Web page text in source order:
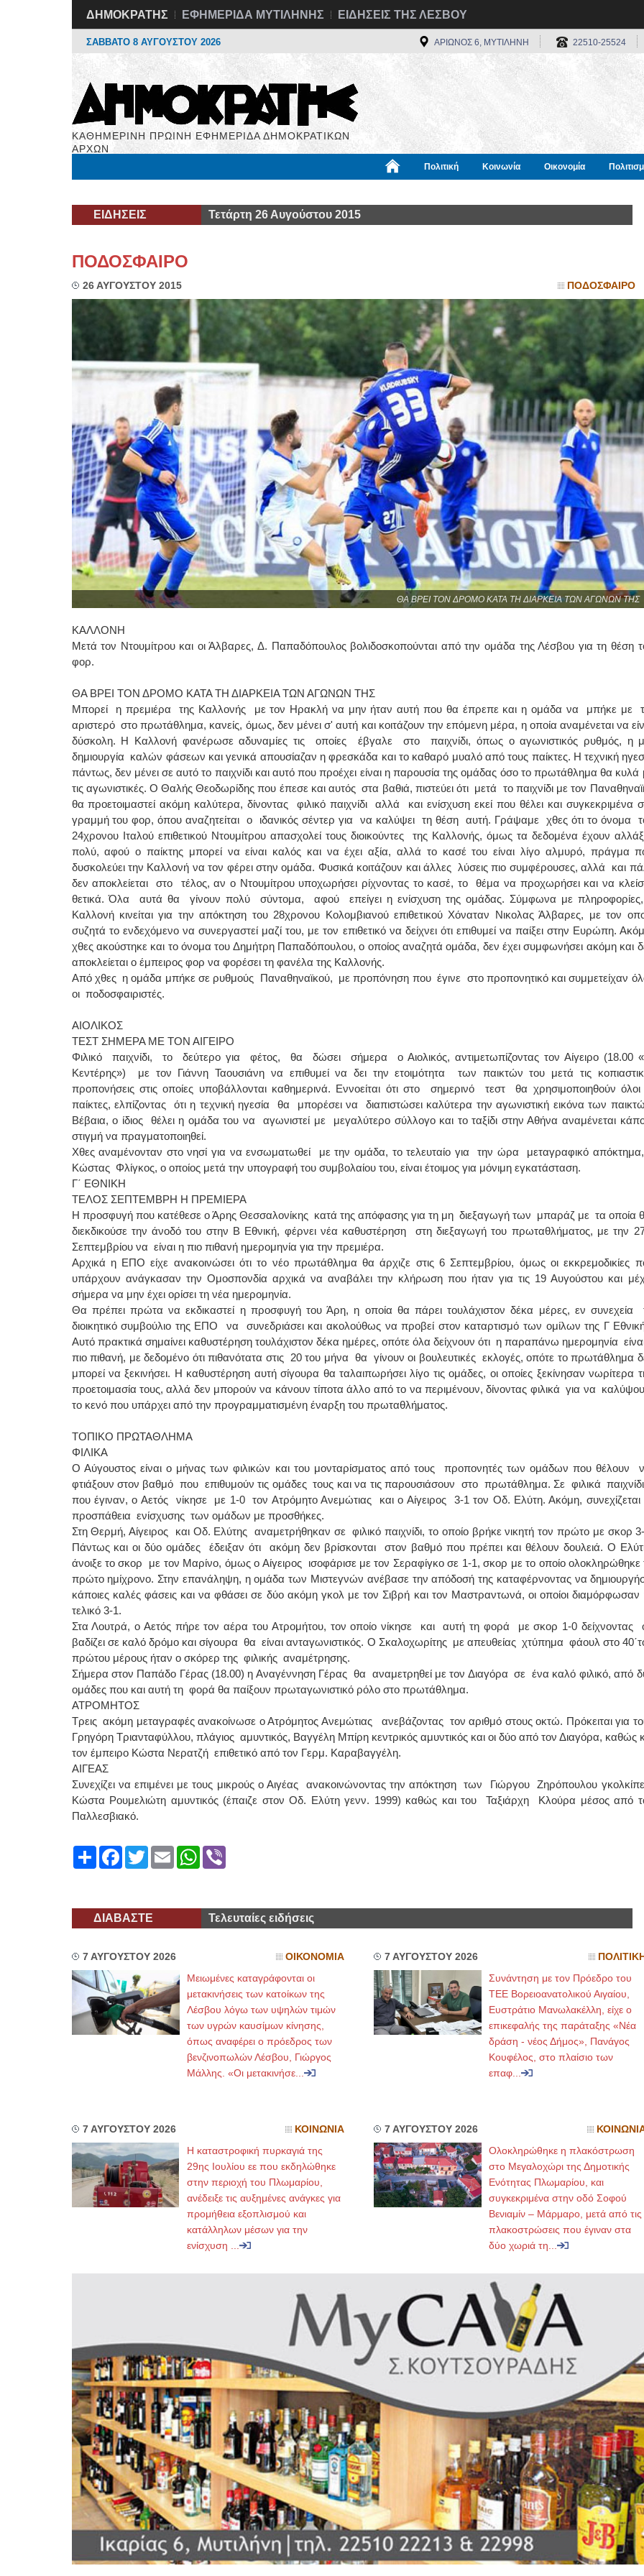
ΔΗΜΟΚΡΑΤΗΣ ΕΦΗΜΕΡΙΔΑ ΜΥΤΙΛΗΝΗΣ ΕΙΔΗΣΕΙΣ ΤΗΣ ΛΕΣΒΟΥ
ΣΑΒΒΑΤΟ 8 ΑΥΓΟΥΣΤΟΥ 2026 ΑΡΙΩΝΟΣ 6, ΜΥΤΙΛΗΝΗ 22510-25524
ΚΑΘΗΜΕΡΙΝΗ ΠΡΩΙΝΗ ΕΦΗΜΕΡΙΔΑ ΔΗΜΟΚΡΑΤΙΚΩΝ
ΑΡΧΩΝ
Πολιτική Κοινωνία Οικονομία
ΕΙΔΗΣΕΙΣ Τετάρτη 26 Αυγούστου 2015
ΠΟΔΟΣΦΑΙΡΟ
26 ΑΥΓΟΥΣΤΟΥ 2015 ΠΟΔΟΣΦΑΙΡΟ
ΘΑ ΒΡΕΙ ΤΟΝ ΔΡΟΜΟ ΚΑΤΑ ΤΗ ΔΙΑΡΚΕΙΑ ΤΩΝ ΑΓΩΝΩΝ ΤΗΣ
ΚΑΛΛΟΝΗ
Μετά τον Ντουμίτρου και οι Άλβαρες, Δ. Παπαδόπουλος βολιδοσκοπούνται από την ομάδα της Λέσβου για τη θέση
φορ.
ΘΑ ΒΡΕΙ ΤΟΝ ΔΡΟΜΟ ΚΑΤΑ ΤΗ ΔΙΑΡΚΕΙΑ ΤΩΝ ΑΓΩΝΩΝ ΤΗΣ
Μπορεί η πρεμιέρα της Καλλονής με τον Ηρακλή να μην ήταν αυτή που θα έπρεπε και η ομάδα να μπήκε με
αριστερό στο πρωτάθλημα, κανείς, όμως, δεν μένει σ' αυτή και κοιτάζουν την επόμενη μέρα, η οποία αναμένεται να
δύσκολη. Η Καλλονή φανέρωσε αδυναμίες τις οποίες έβγαλε στο παιχνίδι, όπως ο αγωνιστικός ρυθμός, η
δημιουργία καλών φάσεων και γενικά απουσίαζαν η φρεσκάδα και το καθαρό μυαλό από τους παίκτες. Η τεχνική
πάντως, δεν μένει σε αυτό το παιχνίδι και αυτό που προέχει είναι η παρουσία της ομάδας όσο το πρωτάθλημα θα κυλά
τις αγωνιστικές. Ο Θαλής Θεοδωρίδης που έπεσε και αυτός στα βαθιά, πιστεύει ότι μετά το παιχνίδι με τον
θα προετοιμαστεί ακόμη καλύτερα, δίνοντας φιλικό παιχνίδι αλλά και ενίσχυση εκεί που θέλει και συγκεκριμένα
γραμμή του φορ, όπου αναζητείται ο ιδανικός σέντερ για να καλύψει τη θέση αυτή. Γράψαμε χθες ότι το όνομα
24χρονου Ιταλού επιθετικού Ντουμίτρου απασχολεί τους διοικούντες της Καλλονής, όμως τα δεδομένα έχουν
πολύ, αφού ο παίκτης μπορεί να είναι καλός και να έχει αξία, αλλά το κασέ του είναι λίγο αλμυρό, πράγμα
δυσκολεύει την Καλλονή να τον φέρει στην ομάδα. Φυσικά κοιτάζουν και άλλες λύσεις πιο συμφέρουσες, αλλά και
δεν αποκλείεται στο τέλος, αν ο Ντουμίτρου υποχωρήσει ρίχνοντας το κασέ, το θέμα να προχωρήσει και να
θετικά. Όλα αυτά θα γίνουν πολύ σύντομα, αφού επείγει η ενίσχυση της ομάδας. Σύμφωνα με
Καλλονή κινείται για την απόκτηση του 28χρονου Κολομβιανού επιθετικού Χόναταν Νικολας Άλβαρες, με τον
συζητά το ενδεχόμενο να συνεργαστεί μαζί του, με τον επιθετικό να δείχνει ότι επιθυμεί να παίξει στην Ευρώπη.
χθες ακούστηκε και το όνομα του Δημήτρη Παπαδόπουλου, ο οποίος αναζητά ομάδα, δεν έχει συμφωνήσει ακόμη και
αποκλείεται ο έμπειρος φορ να φορέσει τη φανέλα της Καλλονής.
Από χθες η ομάδα μπήκε σε ρυθμούς Παναθηναϊκού, με προπόνηση που έγινε στο προπονητικό και συμμετείχαν
οι ποδοσφαιριστές.
ΑΙΟΛΙΚΟΣ
ΤΕΣΤ ΣΗΜΕΡΑ ΜΕ ΤΟΝ ΑΙΓΕΙΡΟ
Φιλικό παιχνίδι, το δεύτερο για φέτος, θα δώσει σήμερα ο Αιολικός, αντιμετωπίζοντας τον Αίγειρο (18.00
Κεντέρης») με τον Γιάννη Ταουσιάνη να επιθυμεί να δει την ετοιμότητα των παικτών του μετά τις
προπονήσεις στις οποίες υποβάλλονται καθημερινά. Εννοείται ότι στο σημερινό τεστ θα χρησιμοποιηθούν όλοι
παίκτες, ελπίζοντας ότι η τεχνική ηγεσία θα μπορέσει να διαπιστώσει καλύτερα την αγωνιστική εικόνα των
Βέβαια, ο ίδιος θέλει η ομάδα του να αγωνιστεί με μεγαλύτερο σύλλογο και το ταξίδι στην Αθήνα αναμένεται
στιγμή να πραγματοποιηθεί.
Χθες αναμένονταν στο νησί για να ενσωματωθεί με την ομάδα, το τελευταίο για την ώρα μεταγραφικό
Κώστας Φλίγκος, ο οποίος μετά την υπογραφή του συμβολαίου του, είναι έτοιμος για μόνιμη εγκατάσταση.
Γ΄ ΕΘΝΙΚΗ
ΤΕΛΟΣ ΣΕΠΤΕΜΒΡΗ Η ΠΡΕΜΙΕΡΑ
Η προσφυγή που κατέθεσε ο Άρης Θεσσαλονίκης κατά της απόφασης για τη μη διεξαγωγή των μπαράζ με τα οποία
διεκδικούσε την άνοδό του στην Β Εθνική, φέρνει νέα καθυστέρηση στη διεξαγωγή του πρωταθλήματος, με την
Σεπτεμβρίου να είναι η πιο πιθανή ημερομηνία για την πρεμιέρα.
Αρχικά η ΕΠΟ είχε ανακοινώσει ότι το νέο πρωτάθλημα θα άρχιζε στις 6 Σεπτεμβρίου, όμως οι εκκρεμοδικίες
υπάρχουν ανάγκασαν την Ομοσπονδία αρχικά να αναβάλει την κλήρωση που ήταν για τις 19 Αυγούστου και
σήμερα να μην έχει ορίσει τη νέα ημερομηνία.
Θα πρέπει πρώτα να εκδικαστεί η προσφυγή του Άρη, η οποία θα πάρει τουλάχιστον δέκα μέρες, εν συνεχεία
διοικητικό συμβούλιο της ΕΠΟ να συνεδριάσει και ακολούθως να προβεί στον καταρτισμό των ομίλων της Γ
Αυτό πρακτικά σημαίνει καθυστέρηση τουλάχιστον δέκα ημέρες, οπότε όλα δείχνουν ότι η παραπάνω ημερομηνία
πιο πιθανή, με δεδομένο ότι πιθανότατα στις 20 του μήνα θα γίνουν οι βουλευτικές εκλογές, οπότε το πρωτάθλημα
μπορεί να ξεκινήσει. Η καθυστέρηση αυτή σίγουρα θα ταλαιπωρήσει λίγο τις ομάδες, οι οποίες ξεκίνησαν νωρίτερα
προετοιμασία τους, αλλά δεν μπορούν να κάνουν τίποτα άλλο από το να περιμένουν, δίνοντας φιλικά για να
το κενό που υπάρχει από την προγραμματισμένη έναρξη του πρωταθλήματος.
ΤΟΠΙΚΟ ΠΡΩΤΑΘΛΗΜΑ
ΦΙΛΙΚΑ
Ο Αύγουστος είναι ο μήνας των φιλικών και του μονταρίσματος από τους προπονητές των ομάδων που θέλουν
φτιάξουν στον βαθμό που επιθυμούν τις ομάδες τους και να τις παρουσιάσουν στο πρωτάθλημα. Σε φιλικά
που έγιναν, ο Αετός νίκησε με 1-0 τον Ατρόμητο Ανεμώτιας και ο Αίγειρος 3-1 τον Οδ. Ελύτη. Ακόμη,
προσπάθεια ενίσχυσης των ομάδων με προσθήκες.
Στη Θερμή, Αίγειρος και Οδ. Ελύτης αναμετρήθηκαν σε φιλικό παιχνίδι, το οποίο βρήκε νικητή τον πρώτο με σκορ
Πάντως και οι δύο ομάδες έδειξαν ότι ακόμη δεν βρίσκονται στον βαθμό που πρέπει και θέλουν δουλειά. Ο
άνοιξε το σκορ με τον Μαρίνο, όμως ο Αίγειρος ισοφάρισε με τον Σεραφίγκο σε 1-1, σκορ με το οποίο ολοκληρώθηκε
πρώτο ημίχρονο. Στην επανάληψη, η ομάδα των Μιστεγνών ανέβασε την απόδοσή της καταφέρνοντας να
κάποιες καλές φάσεις και να φθάσει σε δύο ακόμη γκολ με τον Σιβρή και τον Μαστραντωνά, οι οποίοι διαμόρφωσαν
τελικό 3-1.
Στα Λουτρά, ο Αετός πήρε τον αέρα του Ατρομήτου, τον οποίο νίκησε και αυτή τη φορά με σκορ 1-0 δείχνοντας
βαδίζει σε καλό δρόμο και σίγουρα θα είναι ανταγωνιστικός. Ο Σκαλοχωρίτης με απευθείας χτύπημα φάουλ στο
πρώτου μέρους ήταν ο σκόρερ της φιλικής αναμέτρησης.
Σήμερα στον Παπάδο Γέρας (18.00) η Αναγέννηση Γέρας θα αναμετρηθεί με τον Διαγόρα σε ένα καλό φιλικό, από
ομάδες που και αυτή τη φορά θα παίξουν πρωταγωνιστικό ρόλο στο πρωτάθλημα.
ΑΤΡΟΜΗΤΟΣ
Τρεις ακόμη μεταγραφές ανακοίνωσε ο Ατρόμητος Ανεμώτιας ανεβάζοντας τον αριθμό στους οκτώ. Πρόκειται για
Γρηγόρη Τριανταφύλλου, πλάγιος αμυντικός, Βαγγέλη Μπίρη κεντρικός αμυντικός και οι δύο από τον Διαγόρα, καθώς
τον έμπειρο Κώστα Νερατζή επιθετικό από τον Γερμ. Καραβαγγέλη.
ΑΙΓΕΑΣ
Συνεχίζει να επιμένει με τους μικρούς ο Αιγέας ανακοινώνοντας την απόκτηση των Γιώργου Ζηρόπουλου
Κώστα Ρουμελιώτη αμυντικός (έπαιζε στον Οδ. Ελύτη γενν. 1999) καθώς και του Ταξιάρχη Κλούρα μέσος από
Παλλεσβιακό.
ShareFacebook
TwitterEmailWhatsApp
Viber
ΔΙΑΒΑΣΤΕ Τελευταίες ειδήσεις
7 ΑΥΓΟΥΣΤΟΥ 2026 ΟΙΚΟΝΟΜΙΑ
Μειωμένες καταγράφονται οι
μετακινήσεις των κατοίκων της
Λέσβου λόγω των υψηλών τιμών
των υγρών καυσίμων κίνησης,
όπως αναφέρει ο πρόεδρος των
βενζινοπωλών Λέσβου, Γιώργος
Μάλλης. «Οι μετακινήσε...
7 ΑΥΓΟΥΣΤΟΥ 2026 ΠΟΛΙΤΙΚΗ
Συνάντηση με τον Πρόεδρο του
ΤΕΕ Βορειοανατολικού Αιγαίου,
Ευστράτιο Μανωλακέλλη, είχε ο
επικεφαλής της παράταξης «Νέα
δράση - νέος Δήμος», Πανάγος
Κουφέλος, στο πλαίσιο των
επαφ...
7 ΑΥΓΟΥΣΤΟΥ 2026 ΚΟΙΝΩΝΙΑ
Η καταστροφική πυρκαγιά της
29ης Ιουλίου εε που εκδηλώθηκε
στην περιοχή του Πλωμαρίου,
ανέδειξε τις αυξημένες ανάγκες για
προμήθεια εξοπλισμού και
κατάλληλων μέσων για την
ενίσχυση ...
7 ΑΥΓΟΥΣΤΟΥ 2026
Ολοκληρώθηκε η πλακόστρωση
στο Μεγαλοχώρι της Δημοτικής
Ενότητας Πλωμαρίου, και
συγκεκριμένα στην οδό Σοφού
Βενιαμίν – Μάρμαρο, μετά από τις
πλακοστρώσεις που έγιναν στα
δύο χωριά τη...
ΟΦΘΑΛΜΙΑΤΡΟΣ
Διδάκτωρ Ιατρικής Σχολής
Πανεπιστημίου Αθηνών
Καλλιπόλεως 3,Νέα Σμύρνη,
τηλ:210-9320215
Καβέτσου 10, Μυτιλήνη, τηλ:
2251038065
Χειρουργός Ωτορινολαρυγγολόγος
Έλενα Μπούμπα
Στρατιωτικός Ιατρός
Διδ.Παν.Αθηνών
Διπλωματούχος Ευρ.Ακαδημίας
Πάρνηθας 95-97 Αχαρναί
2102467085 & 6938502258
email- elenboumpa@gmail.com